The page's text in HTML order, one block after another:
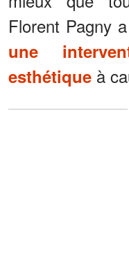
Florent Pagny
une
esthétique à